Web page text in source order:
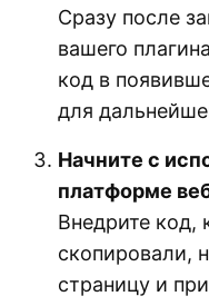
Сразу после
вашего
код в
для
Начните с
платформе
Внедрите код,
скопировали,
страницу и